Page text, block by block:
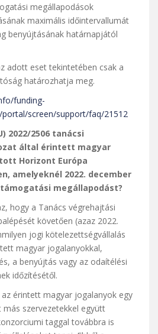
megállapodások
maximális időintervallumát
benyújtásának határnapjától
adott eset tekintetében csak a
határozhatja meg.
funding-
screen/support/faq/21512
2022/2506 tanácsi
által érintett magyar
Horizont Európa
amelyeknél 2022. december
megállapodást?
hogy a Tanács végrehajtási
követően (azaz 2022.
jogi kötelezettségvállalás
magyar jogalanyokkal,
a benyújtás vagy az odaítélési
időzítésétől.
érintett magyar jogalanyok egy
szervezetekkel együtt
taggal továbbra is